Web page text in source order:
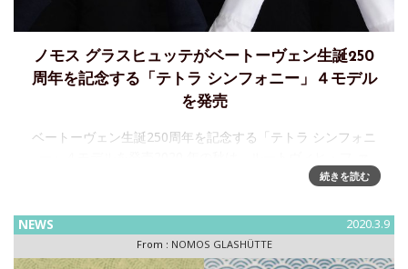
ノモス グラスヒュッテがベートーヴェン生誕250
周年を記念する「テトラ シンフォニー」４モデル
を発売
ベートーヴェン生誕250周年を記念する「テトラ シンフォニ
ン・ベートーヴェン生誕250 周年になります。その記念すべ
す
続きを読む
NEWS 2020.3.9
From : NOMOS GLASHÜTTE